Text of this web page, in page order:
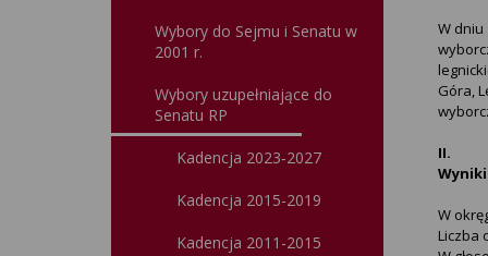
Wybory do Sejmu i Senatu w
2001 r.
Wybory uzupełniające do
Senatu RP
Kadencja 2023‑2027
Kadencja 2015-2019
Kadencja 2011-2015
W dniu
Góra,
II.
W
Liczba